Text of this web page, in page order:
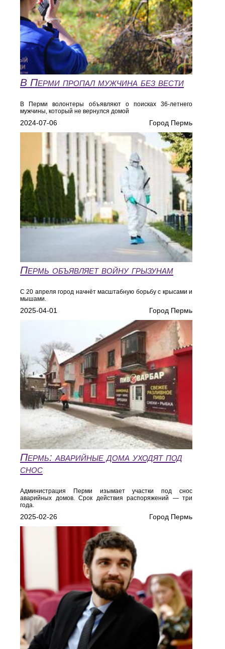
В Перми пропал мужчина без вести
В Перми волонтеры объявляют о поисках 36-летнего
мужчины, который не вернулся домой
2024-07-06 Город Пермь
Пермь объявляет войну грызунам
С 20 апреля город начнёт масштабную борьбу с крысами и
мышами.
2025-04-01 Город Пермь
Пермь: аварийные дома уходят под
снос
Администрация Перми изымает участки под снос
аварийных домов. Срок действия распоряжений — три
года.
2025-02-26 Город Пермь